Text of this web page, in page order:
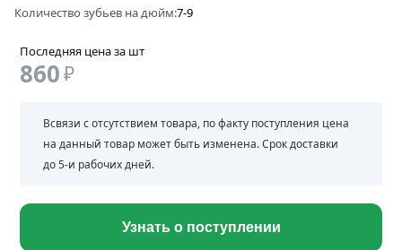
Количество зубьев на дюйм:7-9
Последняя цена за шт
860₽
Всвязи с отсутствием товара, по факту поступления цена
на данный товар может быть изменена. Срок доставки
до 5-и рабочих дней.
Узнать о поступлении